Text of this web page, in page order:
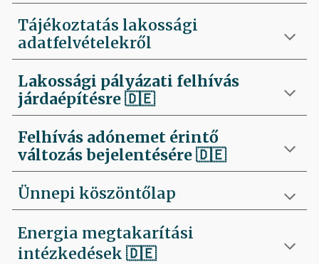
Tájékoztatás lakossági
adatfelvételekről
Lakossági pályázati felhívás
járdaépítésre🇩🇪
Felhívás adónemet érintő
változás bejelentésére 🇩🇪
Ünnepi köszöntőlap
Energia megtakarítási
intézkedések 🇩🇪